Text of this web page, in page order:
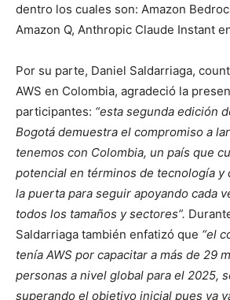
dentro los cuales son: Amazon
Amazon Q, Anthropic Claude Instant
Por su parte, Daniel Saldarriaga,
AWS en Colombia, agradeció la
participantes: “esta segunda edición
Bogotá demuestra el compromiso a
tenemos con Colombia, un país que
potencial en términos de tecnología y
la puerta para seguir apoyando cada
todos los tamaños y sectores”.
Saldarriaga también enfatizó que “el
tenía AWS por capacitar a más de 29
personas a nivel global para el 2025,
superando el objetivo inicial pues ya